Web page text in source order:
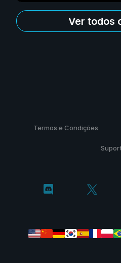
Ver todos
Termos e Condições